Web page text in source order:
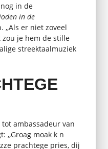
in de
in de
,,Als er niet zoveel
je hem de stille
streektaalmuziek
ambassadeur van
,,Groag moak k n
prachtege pries, dij